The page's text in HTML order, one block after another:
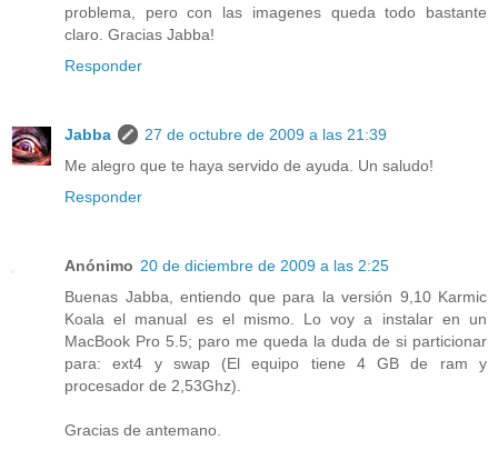
problema, pero con las imagenes queda todo bastante
claro. Gracias Jabba!
Responder
Jabba
27 de octubre de 2009 a las 21:39
Me alegro que te haya servido de ayuda. Un saludo!
Responder
Anónimo 20 de diciembre de 2009 a las 2:25
Buenas Jabba, entiendo que para la versión 9,10 Karmic
Koala el manual es el mismo. Lo voy a instalar en un
MacBook Pro 5.5; paro me queda la duda de si particionar
para: ext4 y swap (El equipo tiene 4 GB de ram y
procesador de 2,53Ghz).
Gracias de antemano.